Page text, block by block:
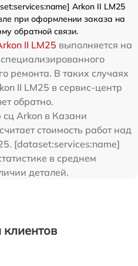
Arkon II LM25
при оформлении заказа на
обратной связи.
II LM25 выполняется на
ремонта. В таких случаях
II LM25 в сервис-центр
обратно.
Arkon в Казани
стоимость работ над
[dataset:services:name]
в среднем
деталей.